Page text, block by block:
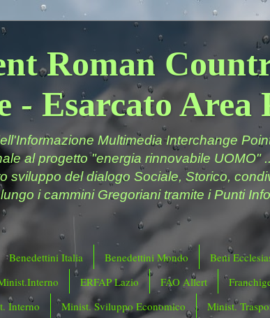
Roman
- Esarcato Area
Multimedia Interchange
al progetto "energia rinnovabile UOMO"
sviluppo del dialogo Sociale, Storico,
i cammini Gregoriani tramite i Punti
Benedettini Italia Benedettini Mondo
Beni
ERFAP Lazio FAO Allert
Interno Minist. Sviluppo Economico
Minist.